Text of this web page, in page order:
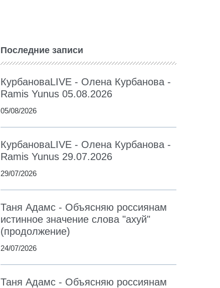
Последние записи
КурбановаLIVE - Олена Курбанова -
Ramis Yunus 05.08.2026
05/08/2026
КурбановаLIVE - Олена Курбанова -
Ramis Yunus 29.07.2026
29/07/2026
Таня Адамс - Объясняю россиянам
истинное значение слова "ахуй"
(продолжение)
24/07/2026
Таня Адамс - Объясняю россиянам